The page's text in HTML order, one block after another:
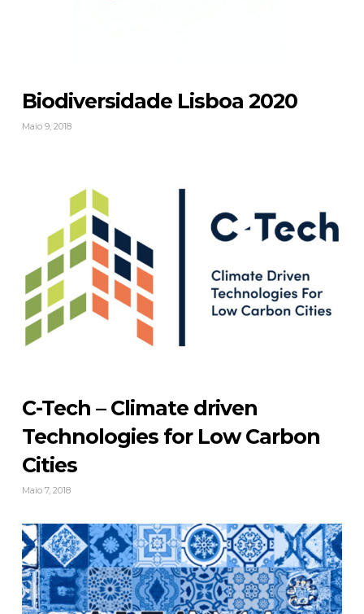
Biodiversidade Lisboa 2020
Maio 9, 2018
C-Tech – Climate driven
Technologies for Low Carbon
Cities
Maio 7, 2018